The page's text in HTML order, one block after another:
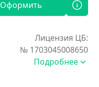
Оформить
Лицензия ЦБ:
№ 1703045008650
Подробнее